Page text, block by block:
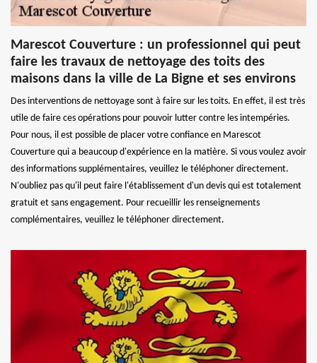
Marescot Couverture : un professionnel qui peut
faire les travaux de nettoyage des toits des
maisons dans la ville de La Bigne et ses environs
Des interventions de nettoyage sont à faire sur les toits. En effet, il est très
utile de faire ces opérations pour pouvoir lutter contre les intempéries.
Pour nous, il est possible de placer votre confiance en Marescot
Couverture qui a beaucoup d'expérience en la matière. Si vous voulez avoir
des informations supplémentaires, veuillez le téléphoner directement.
N'oubliez pas qu'il peut faire l'établissement d'un devis qui est totalement
gratuit et sans engagement. Pour recueillir les renseignements
complémentaires, veuillez le téléphoner directement.